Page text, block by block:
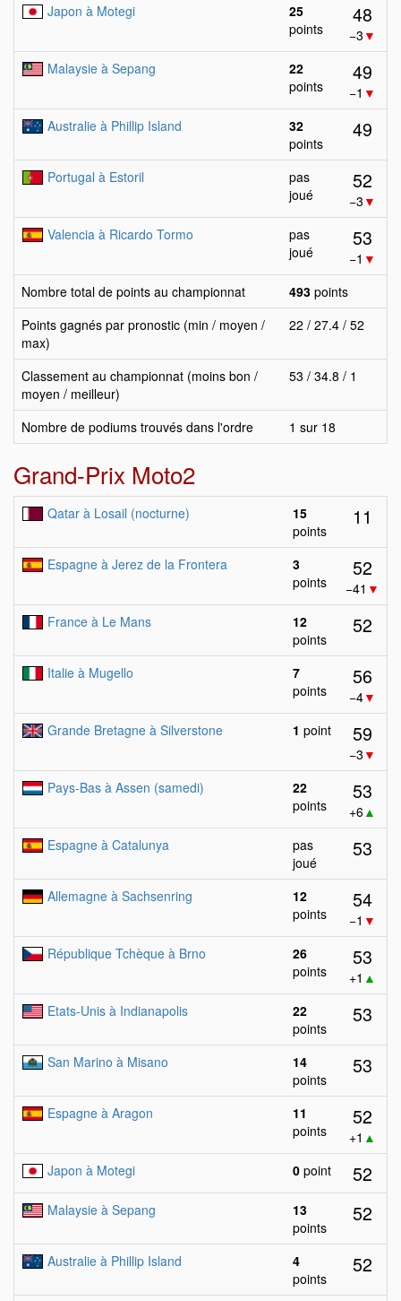
Japon à Motegi
25
points
48
−3 ▼
Malaysie à Sepang
22
points
49
−1 ▼
Australie à Phillip Island
32
points
49
Portugal à Estoril
pas
joué
52
−3 ▼
Valencia à Ricardo Tormo
pas
joué
53
−1 ▼
Nombre total de points au championnat
493 points
Points gagnés par pronostic (min / moyen /
max)
22 / 27.4 / 52
Classement au championnat (moins bon /
moyen / meilleur)
53 / 34.8 / 1
Nombre de podiums trouvés dans l'ordre 1 sur 18
Grand-Prix Moto2
Qatar à Losail (nocturne)
15
points
11
Espagne à Jerez de la Frontera
3
points
52
−41 ▼
France à Le Mans
12
points
52
Italie à Mugello
7
points
56
−4▼
Grande Bretagne à Silverstone
1 point 59
−3 ▼
Pays-Bas à Assen (samedi)
22
points
53
+6▲
Espagne à Catalunya
pas
joué
53
Allemagne à Sachsenring
12
points
54
−1 ▼
République Tchèque à Brno
26
points
53
+1 ▲
Etats-Unis à Indianapolis
22
points
53
San Marino à Misano
14
points
53
Espagne à Aragon
11
points
52
+1 ▲
Japon à Motegi
0 point 52
Malaysie à Sepang
13
points
52
Australie à Phillip Island
4
points
52